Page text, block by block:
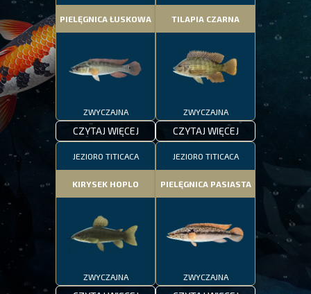
PIELĘGNICA ŁUSKOWA
ZWYCZAJNA
CZYTAJ WIĘCEJ
TILAPIA CZARNA
ZWYCZAJNA
CZYTAJ WIĘCEJ
JEZIORO TITICACA
KIRYSEK HOPLO
ZWYCZAJNA
JEZIORO TITICACA
PIELĘGNICA PASIASTA
ZWYCZAJNA